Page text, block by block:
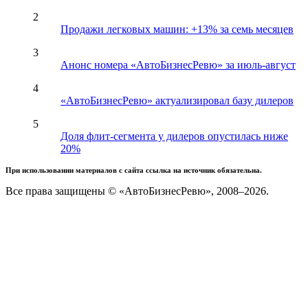
2
Продажи легковых машин: +13% за семь месяцев
3
Анонс номера «АвтоБизнесРевю» за июль-август
4
«АвтоБизнесРевю» актуализировал базу дилеров
5
Доля флит-сегмента у дилеров опустилась ниже
20%
При использовании материалов с сайта ссылка на источник обязательна.
Все права защищены © «АвтоБизнесРевю», 2008–2026.